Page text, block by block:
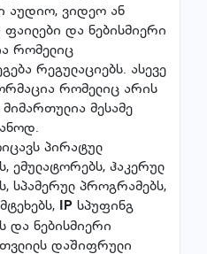
აუდიო, ვიდეო ან
ფაილები და ნებისმიერი
რომელიც
რეგულაციებს. ასევე
რომელიც არის
მესამე
პირატულ
ემულატორებს, ჰაკერულ
სპამერულ პროგრამებს,
IP სპუფინგ
და ნებისმიერი
დაშიფრული